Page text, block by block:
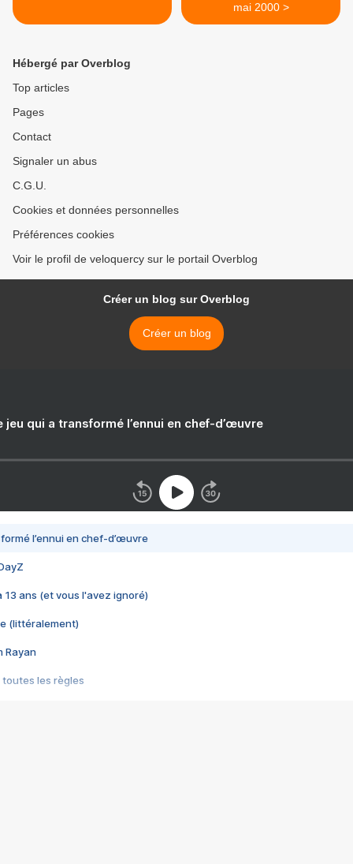
mai 2000 >
Hébergé par Overblog
Top articles
Pages
Contact
Signaler un abus
C.G.U.
Cookies et données personnelles
Préférences cookies
Voir le profil de veloquercy sur le portail Overblog
Créer un blog sur Overblog
Créer un blog
jeu qui a transformé l’ennui en chef-d’œuvre
l’ennui en chef-d’œuvre
13 ans (et vous l'avez ignoré)
(littéralement)
Rayan
toutes les règles